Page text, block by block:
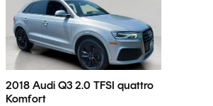
2018 Audi Q3 2.0 TFSI quattro
Komfort